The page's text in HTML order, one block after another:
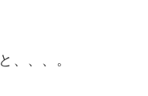
、、、。